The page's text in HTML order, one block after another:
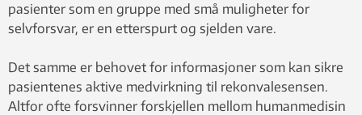
pasienter som en gruppe med små muligheter for
selvforsvar, er en etterspurt og sjelden vare.
Det samme er behovet for informasjoner som kan sikre
pasientenes aktive medvirkning til rekonvalesensen.
Altfor ofte forsvinner forskjellen mellom humanmedisin